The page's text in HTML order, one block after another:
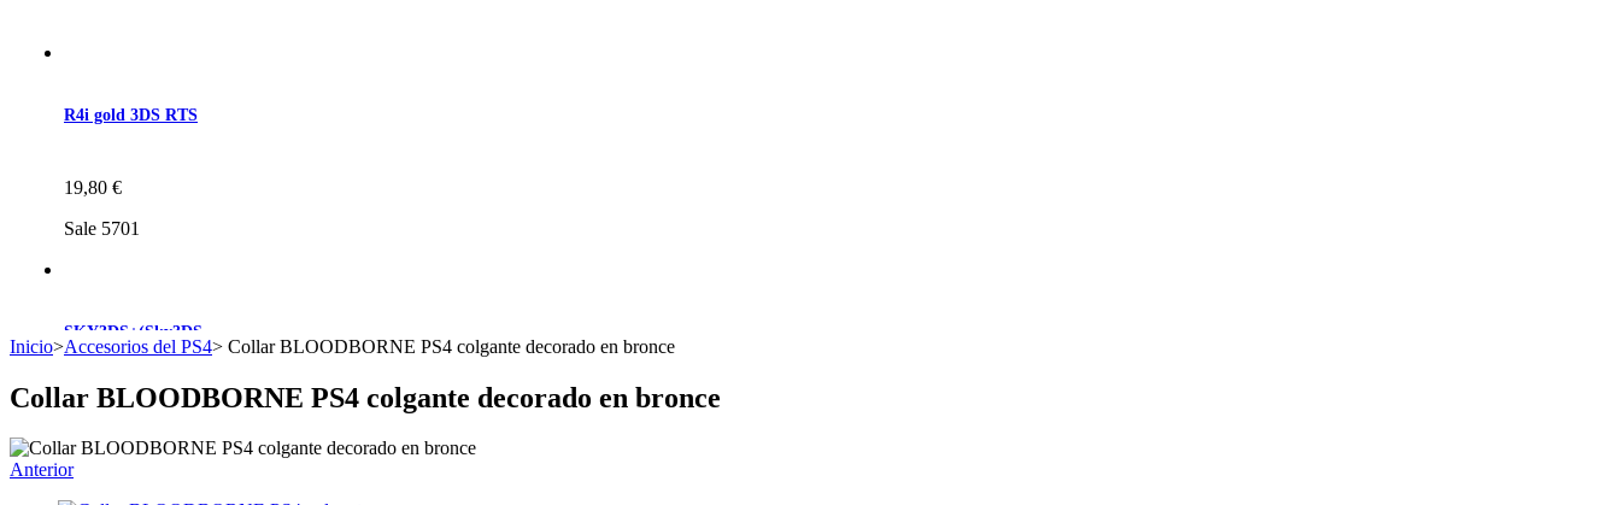
R4i gold 3DS RTS
19,80 €
Sale 5701
SKY3DS+(Sky3DS...
45,90 €
Sale 4230
Inicio>Accesorios del PS4> Collar BLOODBORNE PS4 colgante decorado en bronce
Collar BLOODBORNE PS4 colgante decorado en bronce
Anterior